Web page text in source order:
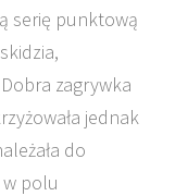
serię punktową
zagrywka
jednak
do
w polu